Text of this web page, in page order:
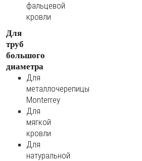
фальцевой
кровли
Для
труб
большого
диаметра
Для
металлочерепицы
Monterrey
Для
мягкой
кровли
Для
натуральной